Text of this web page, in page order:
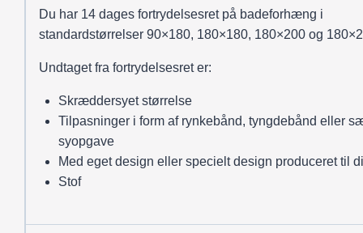
Du har 14 dages fortrydelsesret på badeforhæng i
standardstørrelser 90×180, 180×180, 180×200 og
Undtaget fra fortrydelsesret er:
Skræddersyet størrelse
Tilpasninger i form af rynkebånd, tyngdebånd eller
syopgave
Med eget design eller specielt design produceret til
Stof